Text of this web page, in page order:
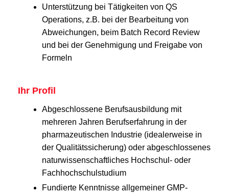
Unterstützung bei Tätigkeiten von QS
Operations, z.B. bei der Bearbeitung von
Abweichungen, beim Batch Record Review
und bei der Genehmigung und Freigabe von
Formeln
Ihr Profil
Abgeschlossene Berufsausbildung mit
mehreren Jahren Berufserfahrung in der
pharmazeutischen Industrie (idealerweise in
der Qualitätssicherung) oder abgeschlossenes
naturwissenschaftliches Hochschul- oder
Fachhochschulstudium
Fundierte Kenntnisse allgemeiner GMP-